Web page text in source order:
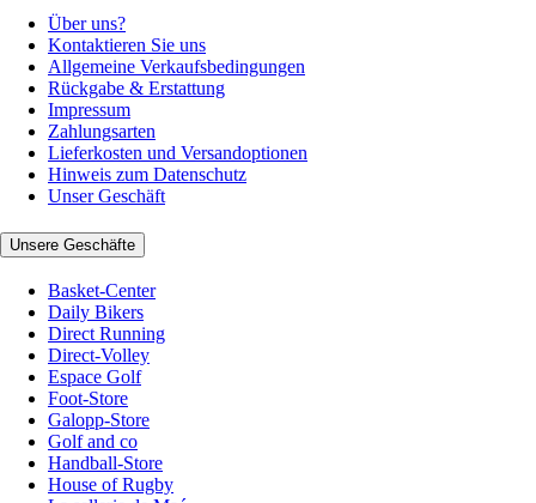
Über uns?
Kontaktieren Sie uns
Allgemeine Verkaufsbedingungen
Rückgabe & Erstattung
Impressum
Zahlungsarten
Lieferkosten und Versandoptionen
Hinweis zum Datenschutz
Unser Geschäft
Unsere Geschäfte
Basket-Center
Daily Bikers
Direct Running
Direct-Volley
Espace Golf
Foot-Store
Galopp-Store
Golf and co
Handball-Store
House of Rugby